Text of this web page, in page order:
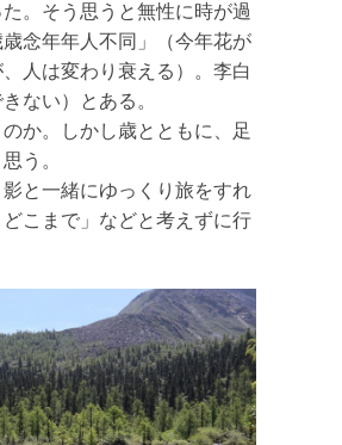
。そう思うと無性に時が過
念年年人不同」（今年花が
人は変わり衰える）。李白
ない）とある。
か。しかし歳とともに、足
う。
と一緒にゆっくり旅をすれ
こまで」などと考えずに行